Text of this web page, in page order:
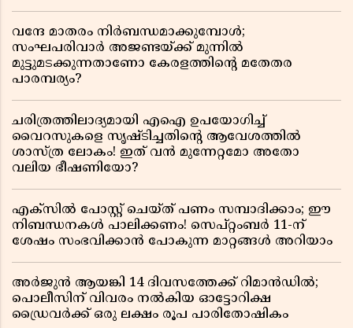
വന്ദേ മാതരം നിർബന്ധമാക്കുമ്പോൾ;
സംഘപരിവാർ അജണ്ടയ്ക്ക് മുന്നിൽ
മുട്ടുമടക്കുന്നതാണോ കേരളത്തിന്റെ മതേതര
പാരമ്പര്യം?
ചരിത്രത്തിലാദ്യമായി എഐ ഉപയോഗിച്ച്
വൈറസുകളെ സൃഷ്ടിച്ചതിന്റെ ആവേശത്തിൽ
ശാസ്ത്ര ലോകം! ഇത് വൻ മുന്നേറ്റമോ അതോ
വലിയ ഭീഷണിയോ?
എക്സിൽ പോസ്റ്റ് ചെയ്ത് പണം സമ്പാദിക്കാം; ഈ
നിബന്ധനകൾ പാലിക്കണം! സെപ്റ്റംബർ 11-ന്
ശേഷം സംഭവിക്കാൻ പോകുന്ന മാറ്റങ്ങൾ അറിയാം
അർജുൻ ആയങ്കി 14 ദിവസത്തേക്ക് റിമാൻഡിൽ;
പൊലീസിന് വിവരം നൽകിയ ഓട്ടോറിക്ഷ
ഡ്രൈവർക്ക് ഒരു ലക്ഷം രൂപ പാരിതോഷികം